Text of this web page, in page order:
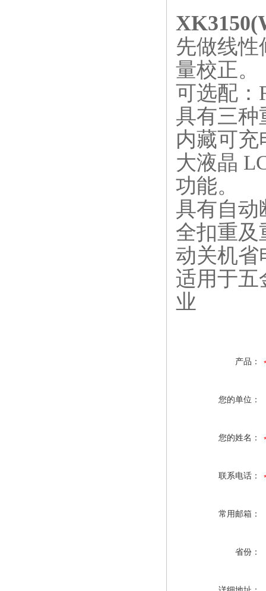
先做线性
量校正。
可选配：
具有三种
内藏可
大液晶
功能。
具有自动
全扣重及
动关机省
适用于五
业
产品：
您的单位：
您的姓名：
联系电话：
常用邮箱：
省份：